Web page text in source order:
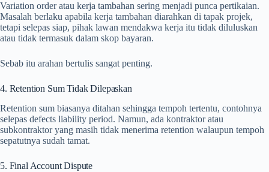
Variation order atau kerja tambahan sering menjadi punca pertikaian.
Masalah berlaku apabila kerja tambahan diarahkan di tapak projek,
tetapi selepas siap, pihak lawan mendakwa kerja itu tidak diluluskan
atau tidak termasuk dalam skop bayaran.
Sebab itu arahan bertulis sangat penting.
4. Retention Sum Tidak Dilepaskan
Retention sum biasanya ditahan sehingga tempoh tertentu, contohnya
selepas defects liability period. Namun, ada kontraktor atau
subkontraktor yang masih tidak menerima retention walaupun tempoh
sepatutnya sudah tamat.
5. Final Account Dispute